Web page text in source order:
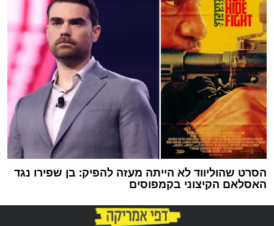
הסרט שהוליווד לא הייתה מעזה להפיק: בן שפירו נגד
האסלאם הקיצוני בקמפוסים